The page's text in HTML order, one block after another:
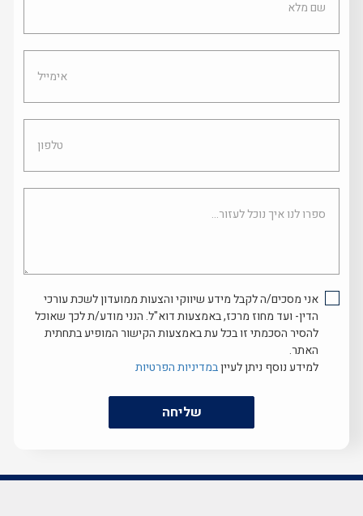
מלא
אימייל
טלפון
ספרו
לנו
אני מסכים/ה לקבל מידע שיווקי והצעות ממועדון לשכת עורכי
הדין- ועד מחוז מרכז, באמצעות דוא"ל. הנני מודע/ת לכך שאוכל
להסיר הסכמתי זו בכל עת באמצעות הקישור המופיע בתחתית
האתר.
למידע נוסף ניתן לעייןבמדיניות הפרטיות
שליחה